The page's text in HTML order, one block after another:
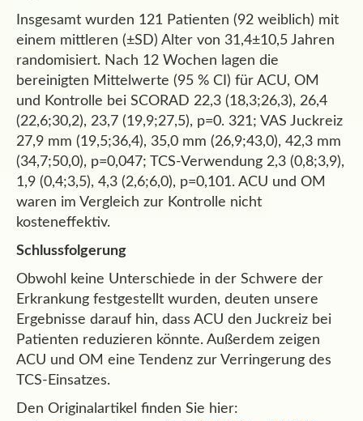
Insgesamt wurden 121 Patienten (92 weiblich) mit
einem mittleren (±SD) Alter von 31,4±10,5 Jahren
randomisiert. Nach 12 Wochen lagen die
bereinigten Mittelwerte (95 % CI) für ACU, OM
und Kontrolle bei SCORAD 22,3 (18,3;26,3), 26,4
(22,6;30,2), 23,7 (19,9;27,5), p=0. 321; VAS Juckreiz
27,9 mm (19,5;36,4), 35,0 mm (26,9;43,0), 42,3 mm
(34,7;50,0), p=0,047; TCS-Verwendung 2,3 (0,8;3,9),
1,9 (0,4;3,5), 4,3 (2,6;6,0), p=0,101. ACU und OM
waren im Vergleich zur Kontrolle nicht
kosteneffektiv.
Schlussfolgerung
Obwohl keine Unterschiede in der Schwere der
Erkrankung festgestellt wurden, deuten unsere
Ergebnisse darauf hin, dass ACU den Juckreiz bei
Patienten reduzieren könnte. Außerdem zeigen
ACU und OM eine Tendenz zur Verringerung des
TCS-Einsatzes.
Den Originalartikel finden Sie hier: